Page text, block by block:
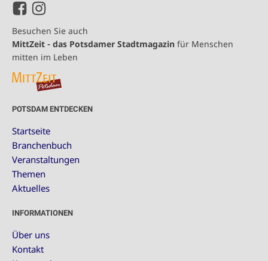
Besuchen Sie auch
MittZeit - das Potsdamer Stadtmagazin für Menschen
mitten im Leben
POTSDAM ENTDECKEN
Startseite
Branchenbuch
Veranstaltungen
Themen
Aktuelles
INFORMATIONEN
Über uns
Kontakt